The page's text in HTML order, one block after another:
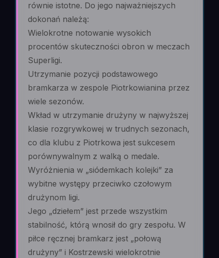
równie istotne. Do jego najważniejszych
dokonań należą:
Wielokrotne notowanie wysokich
procentów skuteczności obron w meczach
Superligi.
Utrzymanie pozycji podstawowego
bramkarza w zespole Piotrkowianina przez
wiele sezonów.
Wkład w utrzymanie drużyny w najwyższej
klasie rozgrywkowej w trudnych sezonach,
co dla klubu z Piotrkowa jest sukcesem
porównywalnym z walką o medale.
Wyróżnienia w „siódemkach kolejki” za
wybitne występy przeciwko czołowym
drużynom ligi.
Jego „dziełem” jest przede wszystkim
stabilność, którą wnosił do gry zespołu. W
piłce ręcznej bramkarz jest „połową
drużyny” i Kostrzewski wielokrotnie